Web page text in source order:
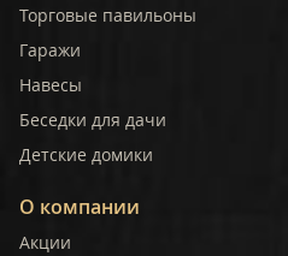
Торговые павильоны
Гаражи
Навесы
Беседки для дачи
Детские домики
О компании
Акции